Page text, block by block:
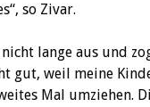
so Zivar.
lange aus und
gut, weil meine
Mal umziehen.